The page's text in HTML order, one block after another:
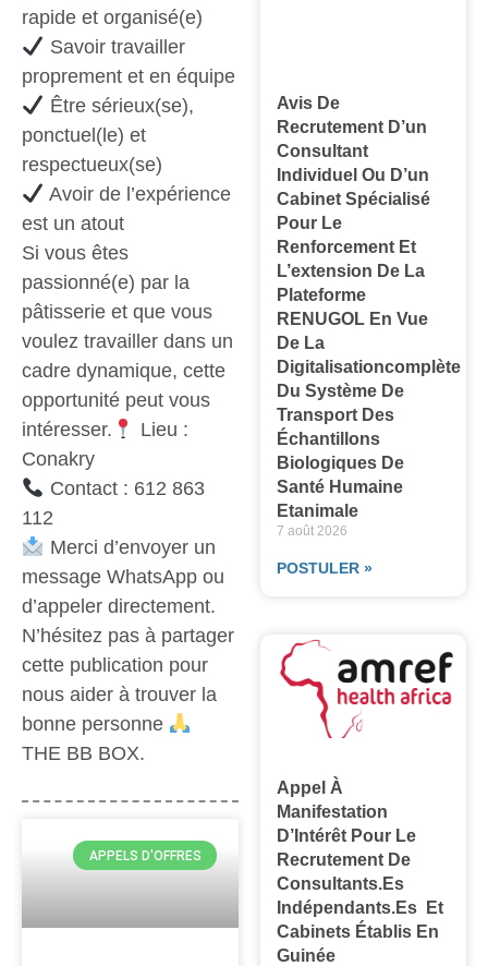
rapide et organisé(e)
Savoir travailler
proprement et en équipe
Être sérieux(se),
ponctuel(le) et
respectueux(se)
Avoir de l’expérience
est un atout
Si vous êtes
passionné(e) par la
pâtisserie et que vous
voulez travailler dans un
cadre dynamique, cette
opportunité peut vous
intéresser.
Lieu :
Conakry
Contact : 612 863
112
Merci d’envoyer un
message WhatsApp ou
d’appeler directement.
N’hésitez pas à partager
cette publication pour
nous aider à trouver la
bonne personne
THE BB BOX.
APPELS D'OFFRES
Avis De
Recrutement D’un
Consultant
Individuel Ou D’un
Cabinet Spécialisé
Pour Le
Renforcement Et
L’extension De La
Plateforme
RENUGOL En Vue
De La
Digitalisationcomplète
Du Système De
Transport Des
Échantillons
Biologiques De
Santé Humaine
Etanimale
7 août 2026
POSTULER »
Appel À
Manifestation
D’Intérêt Pour Le
Recrutement De
Consultants.es
Indépendants.es Et
Cabinets Établis En
Guinée